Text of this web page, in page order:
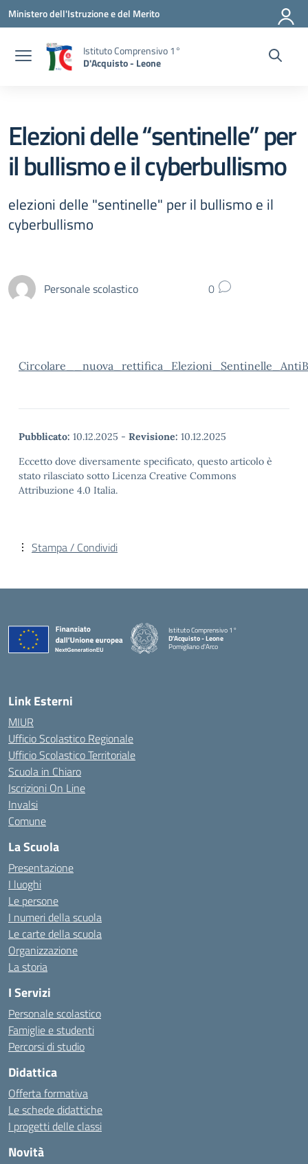
Vai ai contenuti
Vai al menu di navigazione
Vai al footer
Ministero dell'Istruzione e del Merito
Istituto Comprensivo 1°
D'Acquisto - Leone
Elezioni delle “sentinelle” per
il bullismo e il cyberbullismo
elezioni delle "sentinelle" per il bullismo e il
cyberbullismo
Personale scolastico 0
Pubblicato: 10.12.2025 - Revisione: 10.12.2025
Eccetto dove diversamente specificato, questo articolo è
stato rilasciato sotto Licenza Creative Commons
Attribuzione 4.0 Italia.
Stampa / Condividi
Istituto Comprensivo 1°
D'Acquisto - Leone
Pomigliano d'Arco
— Visita la pagina iniziale della scuola
Link Esterni
MIUR
Ufficio Scolastico Regionale
Ufficio Scolastico Territoriale
Scuola in Chiaro
Iscrizioni On Line
Invalsi
Comune
La Scuola
Presentazione
I luoghi
Le persone
I numeri della scuola
Le carte della scuola
Organizzazione
La storia
I Servizi
Personale scolastico
Famiglie e studenti
Percorsi di studio
Didattica
Offerta formativa
Le schede didattiche
I progetti delle classi
Novità